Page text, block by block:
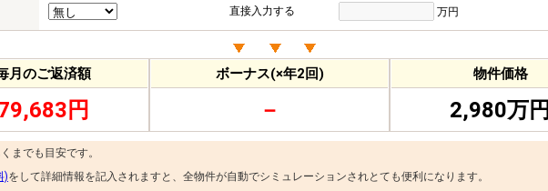
直接入力する 万円
月のご返済額
円
ボーナス(×年2回)
－
物件価格
2,980万円
までも目安です。
)をして詳細情報を記入されますと、全物件が自動でシミュレーションされとても便利になります。